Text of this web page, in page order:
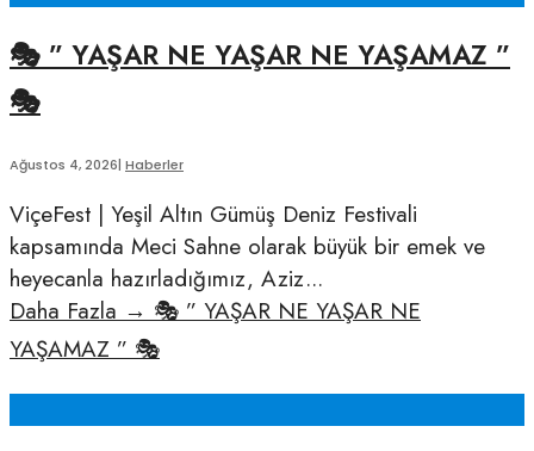
🎭 ” YAŞAR NE YAŞAR NE YAŞAMAZ ”
🎭
Ağustos 4, 2026| Haberler
ViçeFest | Yeşil Altın Gümüş Deniz Festivali
kapsamında Meci Sahne olarak büyük bir emek ve
heyecanla hazırladığımız, Aziz...
Daha Fazla → 🎭 ” YAŞAR NE YAŞAR NE
YAŞAMAZ ” 🎭